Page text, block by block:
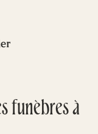
funèbres à